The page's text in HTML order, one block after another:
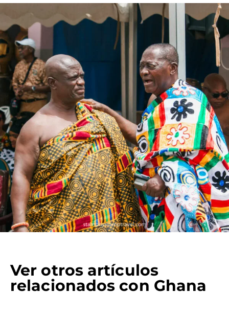
Ver otros artículos
relacionados con Ghana